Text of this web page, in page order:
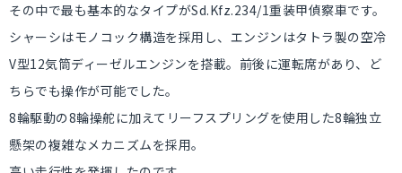
その中で最も基本的なタイプがSd.Kfz.234/1重装甲偵察車です。
シャーシはモノコック構造を採用し、エンジンはタトラ製の空冷
V型12気筒ディーゼルエンジンを搭載。前後に運転席があり、ど
ちらでも操作が可能でした。
8輪駆動の8輪操舵に加えてリーフスプリングを使用した8輪独立
懸架の複雑なメカニズムを採用。